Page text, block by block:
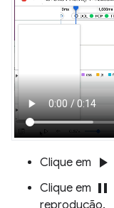
Clique em play_arrow
Clique em pause
reprodução.